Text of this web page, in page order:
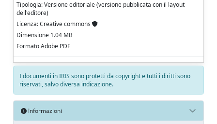
Tipologia: Versione editoriale (versione pubblicata con il layout
dell'editore)
Licenza: Creative commons
Dimensione 1.04 MB
Formato Adobe PDF
I documenti in IRIS sono protetti da copyright e tutti i diritti sono
riservati, salvo diversa indicazione.
Informazioni